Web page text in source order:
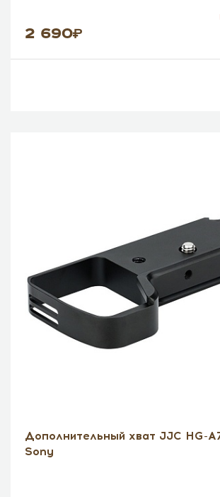
2 690
Дополнительный хват JJC HG-
Sony